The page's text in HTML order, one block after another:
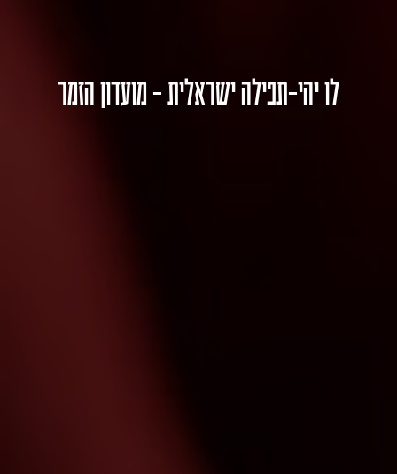
לו יהי-תפילה ישראלית – מועדון הזמר